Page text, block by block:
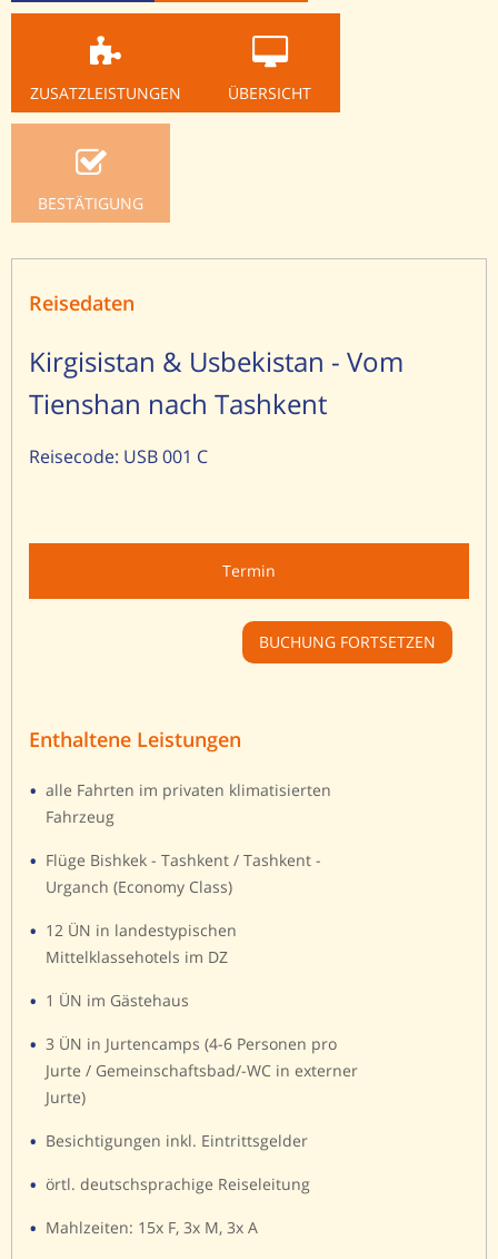
ZUSATZLEISTUNGEN ÜBERSICHT
BESTÄTIGUNG
Reisedaten
Kirgisistan & Usbekistan - Vom
Tienshan nach Tashkent
Reisecode: USB 001 C
Termin
BUCHUNG FORTSETZEN
Enthaltene Leistungen
alle Fahrten im privaten klimatisierten
Fahrzeug
Flüge Bishkek - Tashkent / Tashkent -
Urganch (Economy Class)
12 ÜN in landestypischen
Mittelklassehotels im DZ
1 ÜN im Gästehaus
3 ÜN in Jurtencamps (4-6 Personen pro
Jurte / Gemeinschaftsbad/-WC in externer
Jurte)
Besichtigungen inkl. Eintrittsgelder
örtl. deutschsprachige Reiseleitung
Mahlzeiten: 15x F, 3x M, 3x A